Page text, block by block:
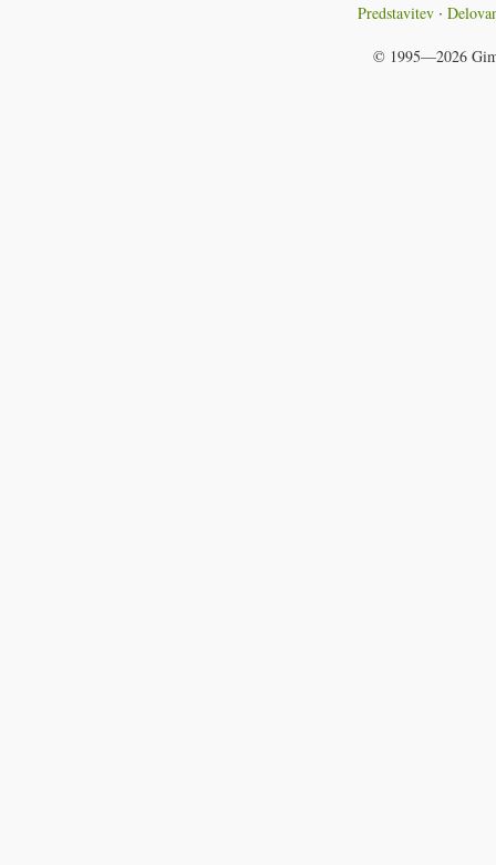
Predstavitev
© 1995—2026